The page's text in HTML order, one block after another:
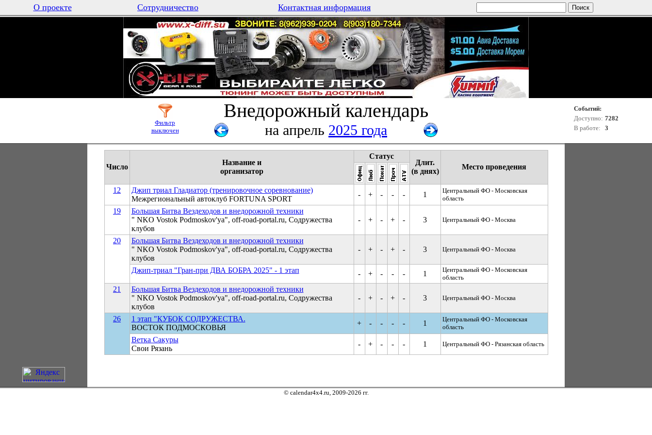
О проекте Сотрудничество Контактная информация
Фильтр
выключен
Внедорожный календарь
на апрель 2025 года
Событий:
Доступно: 7282
В работе:
3
Число
Название и
организатор
Статус
Длит.
(в днях)
Место проведения
12
Джип триал Гладиатор (тренировочное соревнование)
Межрегиональный автоклуб FORTUNA SPORT
- + - - - 1
Центральный ФО - Московская
область
19
Большая Битва Вездеходов и внедорожной техники
" NKO Vostok Podmoskov'ya", off-road-portal.ru, Содружества
клубов
- + - + - 3 Центральный ФО - Москва
20
Большая Битва Вездеходов и внедорожной техники
" NKO Vostok Podmoskov'ya", off-road-portal.ru, Содружества
клубов
- + - + - 3 Центральный ФО - Москва
Джип-триал "Гран-при ДВА БОБРА 2025" - 1 этап - + - - - 1
Центральный ФО - Московская
область
21
Большая Битва Вездеходов и внедорожной техники
" NKO Vostok Podmoskov'ya", off-road-portal.ru, Содружества
клубов
- + - + - 3 Центральный ФО - Москва
26
1 этап "КУБОК СОДРУЖЕСТВА.
ВОСТОК ПОДМОСКОВЬЯ
+ - - - - 1
Центральный ФО - Московская
область
Ветка Сакуры
Свои Рязань
- + - - - 1 Центральный ФО - Рязанская область
© calendar4x4.ru, 2009-2026 гг.